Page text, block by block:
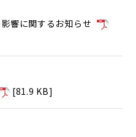
響に関するお知らせ
[81.9 KB]